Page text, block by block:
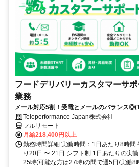
フードデリバリーカスタマーサ
業務
メール対応5割！受電とメールのバランス
Teleperformance Japan株式会社
フルリモート
月給218,400円以上
勤務時間詳細 実働時間：1日あたり8時間
り20日 〜 21日 シフト制 1日あたりの実
25時(可能な方は27時)の間で週5日/実働8